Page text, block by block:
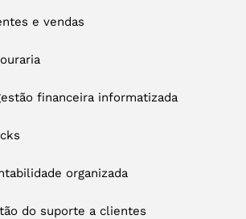
e vendas
financeira informatizada
organizada
do suporte a clientes